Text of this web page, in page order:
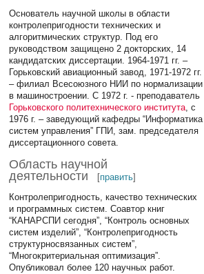
Основатель научной школы в области
контролепригодности технических и
алгоритмических структур. Под его
руководством защищено 2 докторских, 14
кандидатских диссертации. 1964-1971 гг. –
Горьковский авиационный завод, 1971-1972 гг.
– филиал Всесоюзного НИИ по нормализации
в машиностроении. С 1972 г. - преподаватель
Горьковского политехнического института, с
1976 г. – заведующий кафедры “Информатика
систем управления” ГПИ, зам. председателя
диссертационного совета.
Область научной
деятельности
[править]
Контролепригодность, качество технических
и программных систем. Соавтор книг
“КАНАРСПИ сегодня”, “Контроль основных
систем изделий”, “Контролепригодность
структурносвязанных систем”,
“Многокритериальная оптимизация”.
Опубликовал более 120 научных работ.